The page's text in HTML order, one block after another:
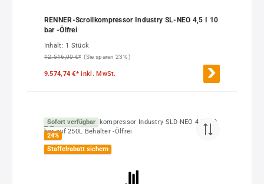
RENNER-Scrollkompressor Industry SL-NEO 4,5 I 10
bar -Ölfrei
Inhalt: 1 Stück
12.516,00 €* (Sie sparen 23% )
9.574,74 €*inkl. MwSt.
Sofort verfügbar
24%
Staffelrabatt sichern